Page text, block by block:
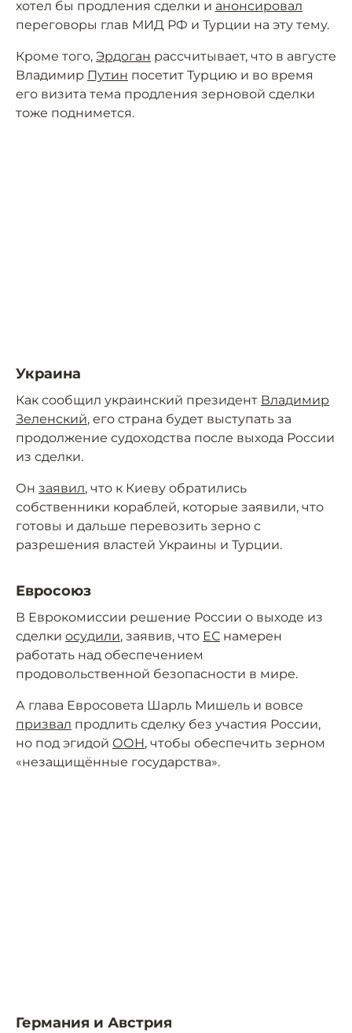
хотел бы продления сделки и анонсировал
переговоры глав МИД РФ и Турции на эту тему.
Кроме того, Эрдоган рассчитывает, что в августе
Владимир Путин посетит Турцию и во время
его визита тема продления зерновой сделки
тоже поднимется.
Украина
Как сообщил украинский президент Владимир
Зеленский, его страна будет выступать за
продолжение судоходства после выхода России
из сделки.
Он заявил, что к Киеву обратились
собственники кораблей, которые заявили, что
готовы и дальше перевозить зерно с
разрешения властей Украины и Турции.
Евросоюз
В Еврокомиссии решение России о выходе из
сделки осудили, заявив, что ЕС намерен
работать над обеспечением
продовольственной безопасности в мире.
А глава Евросовета Шарль Мишель и вовсе
призвал продлить сделку без участия России,
но под эгидой ООН, чтобы обеспечить зерном
«незащищённые государства».
Германия и Австрия